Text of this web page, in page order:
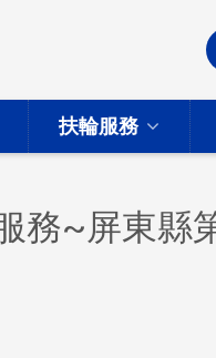
扶輪服務
務~屏東縣